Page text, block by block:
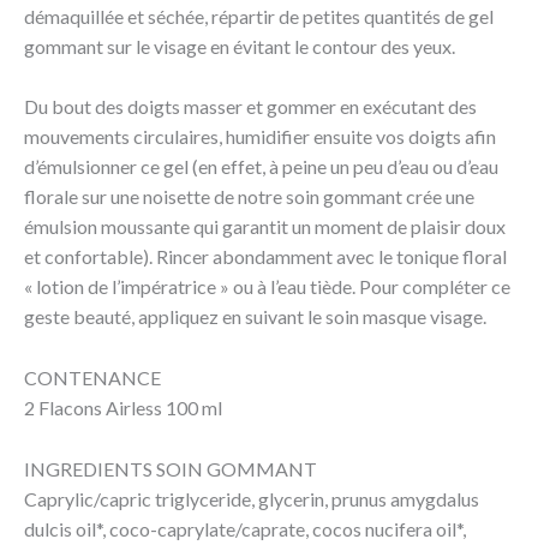
démaquillée et séchée, répartir de petites quantités de gel
gommant sur le visage en évitant le contour des yeux.
Du bout des doigts masser et gommer en exécutant des
mouvements circulaires, humidifier ensuite vos doigts afin
d’émulsionner ce gel (en effet, à peine un peu d’eau ou d’eau
florale sur une noisette de notre soin gommant crée une
émulsion moussante qui garantit un moment de plaisir doux
et confortable). Rincer abondamment avec le tonique floral
« lotion de l’impératrice » ou à l’eau tiède. Pour compléter ce
geste beauté, appliquez en suivant le soin masque visage.
CONTENANCE
2 Flacons Airless 100 ml
INGREDIENTS SOIN GOMMANT
Caprylic/capric triglyceride, glycerin, prunus amygdalus
dulcis oil*, coco-caprylate/caprate, cocos nucifera oil*,